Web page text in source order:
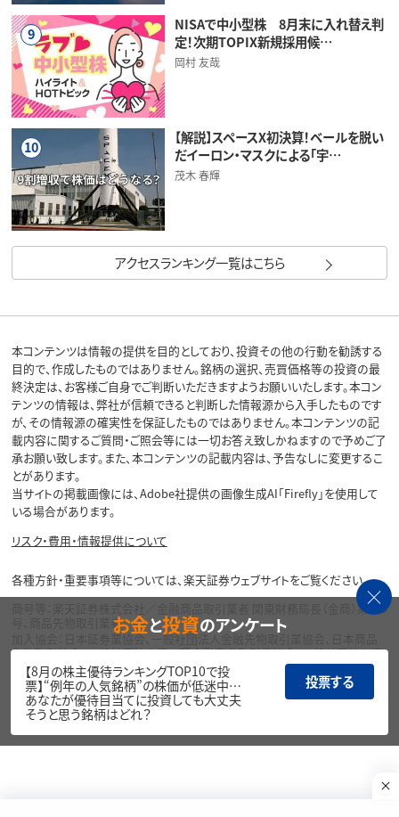
9
NISAで中小型株 8月末に入れ替え判
定！次期TOPIX新規採用候…
岡村 友哉
10
【解説】スペースX初決算！ベールを脱い
だイーロン・マスクによる「宇…
茂木 春輝
アクセスランキング一覧はこちら
本コンテンツは情報の提供を目的としており、投資その他の行動を勧誘する
目的で、作成したものではありません。銘柄の選択、売買価格等の投資の最
終決定は、お客様ご自身でご判断いただきますようお願いいたします。本コン
テンツの情報は、弊社が信頼できると判断した情報源から入手したものです
が、その情報源の確実性を保証したものではありません。本コンテンツの記
載内容に関するご質問・ご照会等には一切お答え致しかねますので予めご了
承お願い致します。また、本コンテンツの記載内容は、予告なしに変更するこ
とがあります。
当サイトの掲載画像には、Adobe社提供の画像生成AI「Firefly」を使用して
いる場合があります。
リスク・費用・情報提供について
各種方針・重要事項等については、楽天証券ウェブサイトをご覧ください。
商号等：楽天証券株式会社／金融商品取引業者 関東財務局長（金商）第195
号、商品先物取引業者
加入協会：日本証券業協会、一般社団法人金融先物取引業協会、日本商品
先物取引協会、一般社団法人第二種金融商品取引業協会、一般社団法人資
産運用業協会
Copyright©
1999-2026 Rakuten Securities, Inc. All
Rights Reserved.
お金と投資のアンケート
【8月の株主優待ランキングTOP10で投
票】“例年の人気銘柄”の株価が低迷中…
あなたが優待目当てに投資しても大丈夫
そうと思う銘柄はどれ？
投票する